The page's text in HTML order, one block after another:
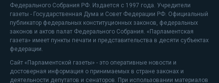
Федерального Собрания РФ. Издается с 1997 года. Учредители
газеты - Государственная Дума и Совет Федерации РФ. Официальный
публикатор федеральных конституционных законов, федеральных
законов и актов палат Федерального Собрания. «Парламентская
газета» имеет пункты печати и представительства в десяти субъектах
федерации.
Сайт «Парламентской газеты» - это оперативные новости и
достоверная информация о принимаемых в стране законах и
деятельности депутатов и сенаторов. При использовании материалов